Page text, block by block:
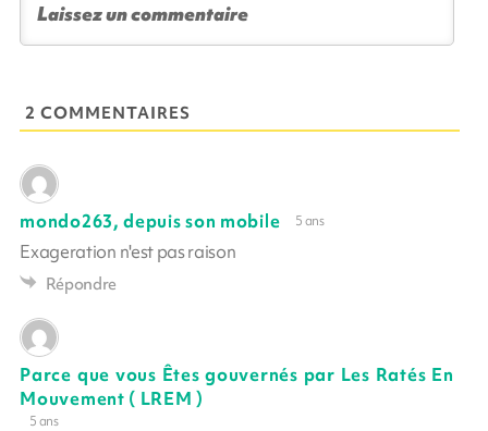
2 COMMENTAIRES
mondo263, depuis son mobile 5 ans
Exageration n'est pas raison
Répondre
Parce que vous Êtes gouvernés par Les Ratés En
Mouvement ( LREM )
5 ans